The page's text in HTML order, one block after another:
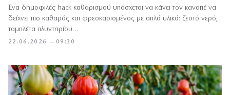
22.06.2026 — 09:30
Ένα δημοφιλές hack καθαρισμού υπόσχεται να κάνει τον καναπέ να
δείχνει πιο καθαρός και φρεσκαρισμένος με απλά υλικά: ζεστό νερό,
ταμπλέτα πλυντηρίου…